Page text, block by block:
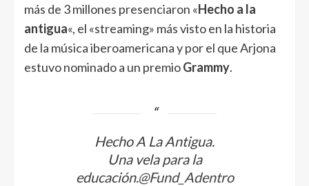
más de 3 millones presenciaron «Hecho a la
antigua«, el «streaming» más visto en la historia
de la música iberoamericana y por el que Arjona
estuvo nominado a un premioGrammy.
Hecho A La Antigua.
Una vela para la
educación.@Fund_Adentro